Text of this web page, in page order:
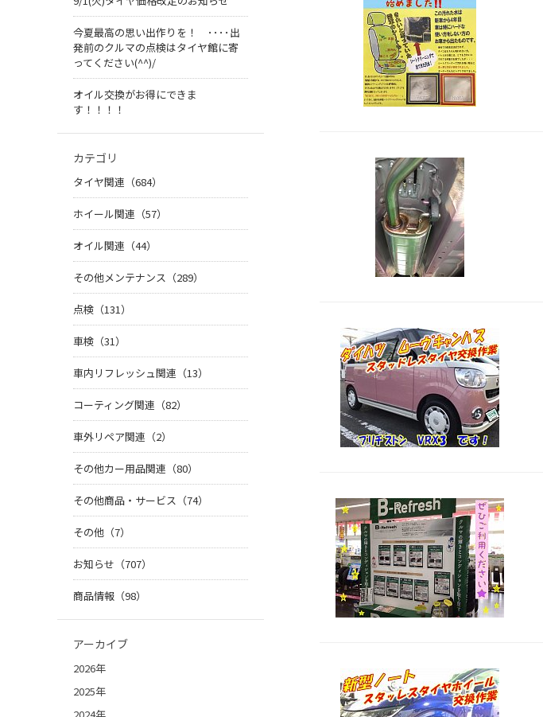
今夏最高の思い出作りを！ ････出
発前のクルマの点検はタイヤ館に寄
ってください(^^)/
オイル交換がお得にできま
す！！！！
カテゴリ
タイヤ関連（684）
ホイール関連（57）
オイル関連（44）
その他メンテナンス（289）
点検（131）
車検（31）
車内リフレッシュ関連（13）
コーティング関連（82）
車外リペア関連（2）
その他カー用品関連（80）
その他商品・サービス（74）
その他（7）
お知らせ（707）
商品情報（98）
アーカイブ
2026年
2025年